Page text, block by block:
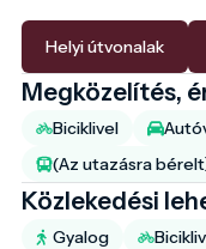
Helyi útvonalak
Megközelítés,
Biciklivel
(Az utazásra
Közlekedési
Gyalog